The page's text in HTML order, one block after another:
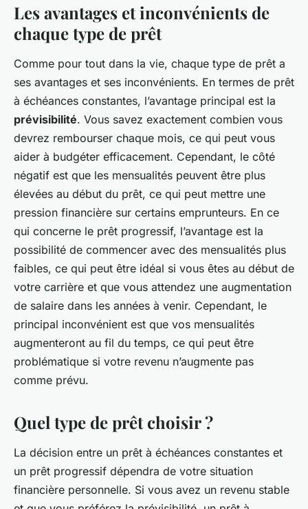
Les avantages et inconvénients de
chaque type de prêt
Comme pour tout dans la vie, chaque type de prêt a
ses avantages et ses inconvénients. En termes de prêt
à échéances constantes, l’avantage principal est la
prévisibilité. Vous savez exactement combien vous
devrez rembourser chaque mois, ce qui peut vous
aider à budgéter efficacement. Cependant, le côté
négatif est que les mensualités peuvent être plus
élevées au début du prêt, ce qui peut mettre une
pression financière sur certains emprunteurs. En ce
qui concerne le prêt progressif, l’avantage est la
possibilité de commencer avec des mensualités plus
faibles, ce qui peut être idéal si vous êtes au début de
votre carrière et que vous attendez une augmentation
de salaire dans les années à venir. Cependant, le
principal inconvénient est que vos mensualités
augmenteront au fil du temps, ce qui peut être
problématique si votre revenu n’augmente pas
comme prévu.
Quel type de prêt choisir ?
La décision entre un prêt à échéances constantes et
un prêt progressif dépendra de votre situation
financière personnelle. Si vous avez un revenu stable